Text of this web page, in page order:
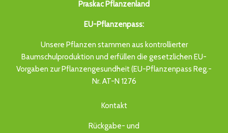
Praskac Pflanzenland
EU-Pflanzenpass:
Unsere Pflanzen stammen aus kontrollierter
Baumschulproduktion und erfüllen die gesetzlichen EU-
Vorgaben zur Pflanzengesundheit (EU-Pflanzenpass Reg.-
Nr. AT-N 1276
Kontakt
Rückgabe- und